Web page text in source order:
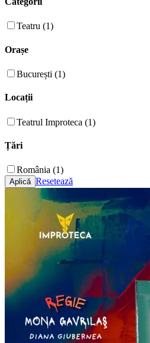
Teatru (1)
Orașe
București (1)
Locații
Teatrul Improteca (1)
Țări
România (1)
Resetează